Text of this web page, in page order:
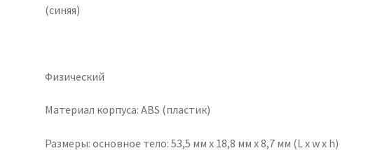
(синяя)
Физический
Материал корпуса: ABS (пластик)
Размеры: основное тело: 53,5 мм x 18,8 мм x 8,7 мм (L x w x h)